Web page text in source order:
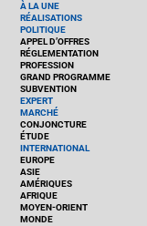
À LA UNE
RÉALISATIONS
POLITIQUE
APPEL D’OFFRES
RÉGLEMENTATION
PROFESSION
GRAND PROGRAMME
SUBVENTION
EXPERT
MARCHÉ
CONJONCTURE
ÉTUDE
INTERNATIONAL
EUROPE
ASIE
AMÉRIQUES
AFRIQUE
MOYEN-ORIENT
MONDE